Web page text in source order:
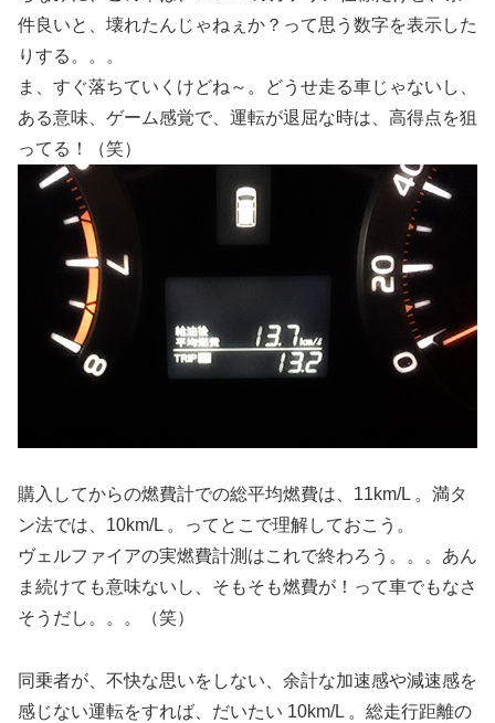
件良いと、壊れたんじゃねぇか？って思う数字を表示した
りする。。。
ま、すぐ落ちていくけどね～。どうせ走る車じゃないし、
ある意味、ゲーム感覚で、運転が退屈な時は、高得点を狙
ってる！（笑）
購入してからの燃費計での総平均燃費は、11km/L 。満タ
ン法では、10km/L 。ってとこで理解しておこう。
ヴェルファイアの実燃費計測はこれで終わろう。。。あん
ま続けても意味ないし、そもそも燃費が！って車でもなさ
そうだし。。。（笑）
同乗者が、不快な思いをしない、余計な加速感や減速感を
感じない運転をすれば、だいたい 10km/L 。総走行距離の